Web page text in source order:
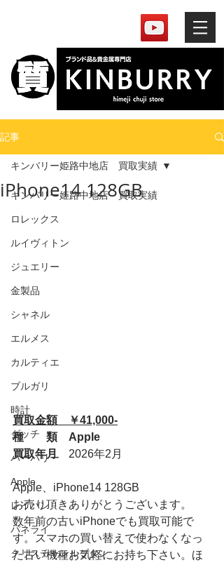
記事
キンバリー姫路中地店 買取実績
ロレックス
ルイヴィトン
ジュエリー
金製品
シャネル
エルメス
カルティエ
ブルガリ
時計
グッチ
バーバリー
Apple
レイバン
パネライ
クリスチャンルブタン
キンバリー姫路中地店 買取実績
iPhone14 128GB
買取金額　￥41,000-
種　　類　Apple
買取年月 2026年2月
Apple、iPhone14 128GB
お売り頂きありがとうございます。
数年前の古いiPhoneでも買取可能で
す。スマホの買い替えで使わなくなっ
た古い機種お気軽にお持ち下さい。ほ